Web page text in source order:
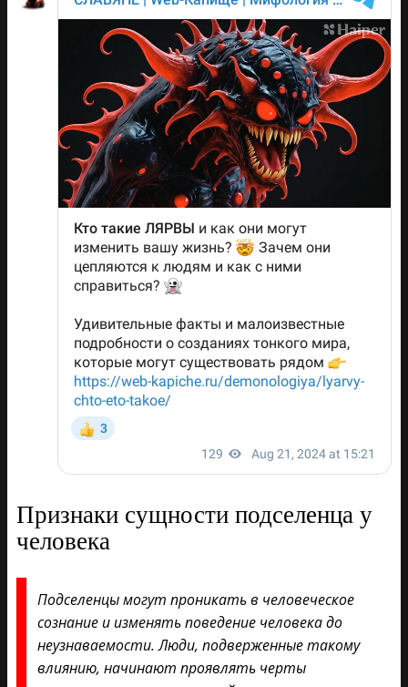
Признаки сущности подселенца у
человека
Подселенцы могут проникать в человеческое
сознание и изменять поведение человека до
неузнаваемости. Люди, подверженные такому
влиянию, начинают проявлять черты